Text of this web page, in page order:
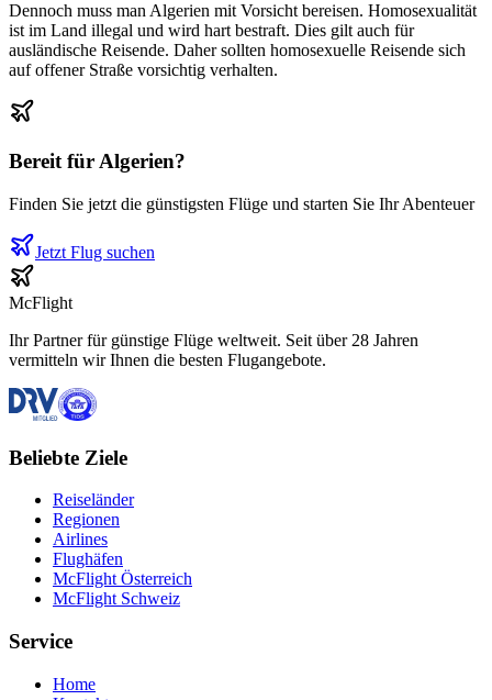
Dennoch muss man Algerien mit Vorsicht bereisen. Homosexualität
ist im Land illegal und wird hart bestraft. Dies gilt auch für
ausländische Reisende. Daher sollten homosexuelle Reisende sich
auf offener Straße vorsichtig verhalten.
Bereit für Algerien?
Finden Sie jetzt die günstigsten Flüge und starten Sie Ihr Abenteuer
Jetzt Flug suchen
McFlight
Ihr Partner für günstige Flüge weltweit. Seit über 28 Jahren
vermitteln wir Ihnen die besten Flugangebote.
Beliebte Ziele
Reiseländer
Regionen
Airlines
Flughäfen
McFlight Österreich
McFlight Schweiz
Service
Home